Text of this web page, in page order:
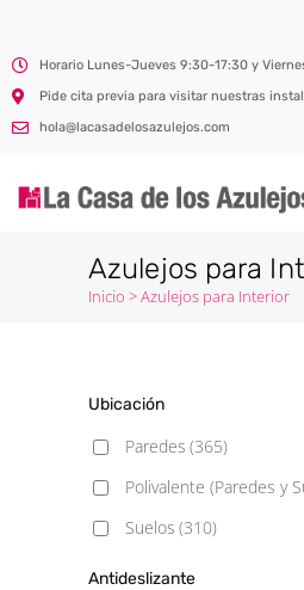
Horario Lunes-Jueves 9:30-17:30 y
Pide cita previa para visitar nuestras
hola@lacasadelosazulejos.com
Azulejos para
Inicio >Azulejos para Interior
Ubicación
Paredes (365)
Polivalente (Paredes y
Suelos (310)
Antideslizante